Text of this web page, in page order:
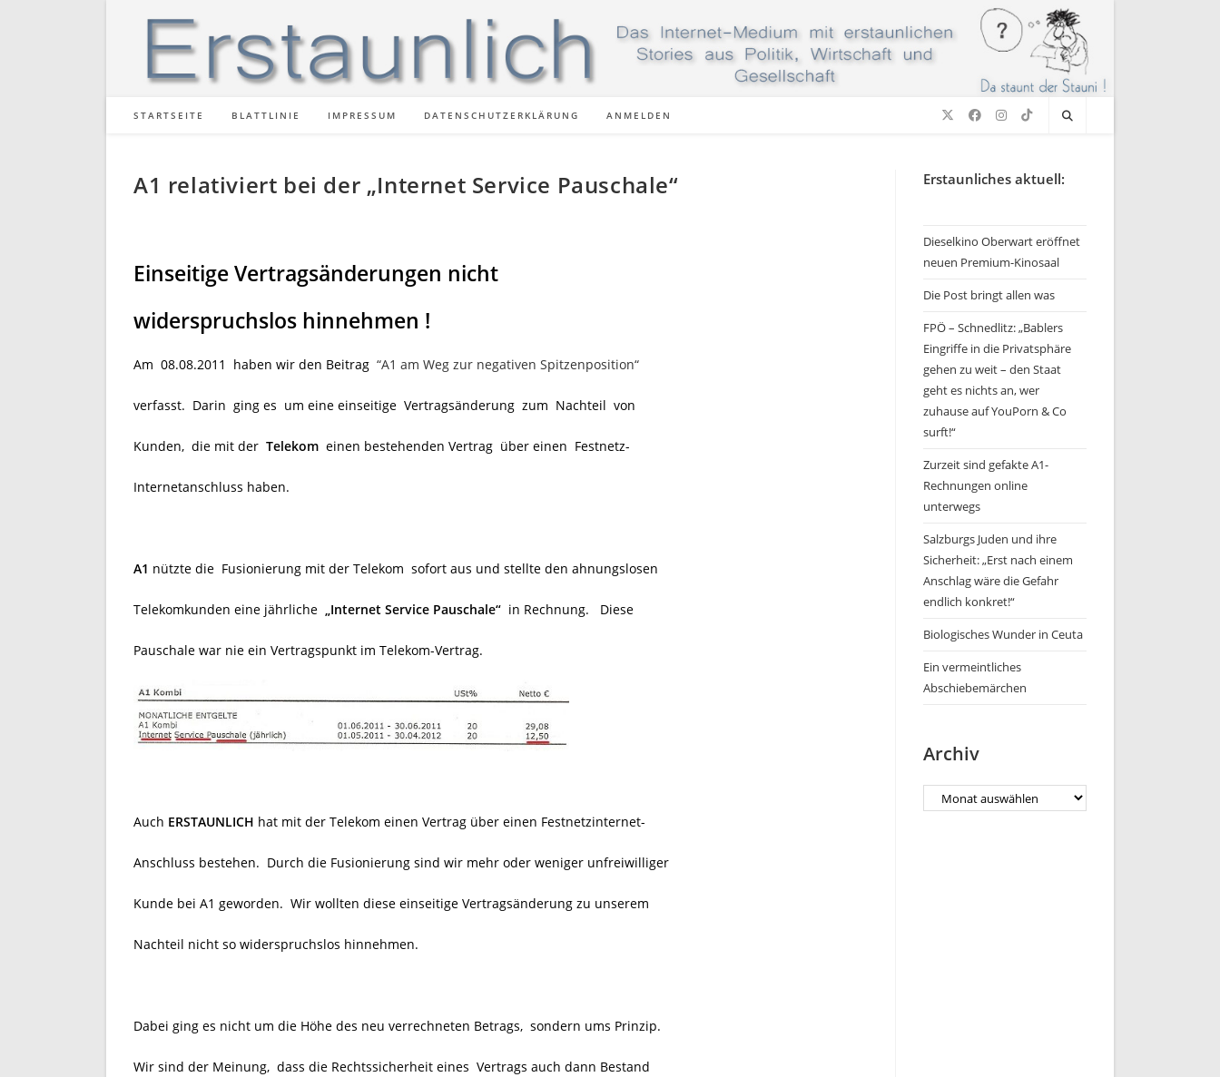
STARTSEITE BLATTLINIE IMPRESSUM DATENSCHUTZERKLÄRUNG ANMELDEN
A1 relativiert bei der „Internet Service Pauschale“
Einseitige Vertragsänderungen nicht
widerspruchslos hinnehmen !
Am 08.08.2011 haben wir den Beitrag “A1 am Weg zur negativen Spitzenposition“
verfasst. Darin ging es um eine einseitige Vertragsänderung zum Nachteil von
Kunden, die mit der Telekom einen bestehenden Vertrag über einen Festnetz-
Internetanschluss haben.
A1 nützte die Fusionierung mit der Telekom sofort aus und stellte den ahnungslosen
Telekomkunden eine jährliche „Internet Service Pauschale“ in Rechnung. Diese
Pauschale war nie ein Vertragspunkt im Telekom-Vertrag.
Auch ERSTAUNLICH hat mit der Telekom einen Vertrag über einen Festnetzinternet-
Anschluss bestehen. Durch die Fusionierung sind wir mehr oder weniger unfreiwilliger
Kunde bei A1 geworden. Wir wollten diese einseitige Vertragsänderung zu unserem
Nachteil nicht so widerspruchslos hinnehmen.
Dabei ging es nicht um die Höhe des neu verrechneten Betrags, sondern ums Prinzip.
Wir sind der Meinung, dass die Rechtssicherheit eines Vertrags auch dann Bestand
Erstaunliches aktuell:
Dieselkino Oberwart eröffnet
neuen Premium-Kinosaal
Die Post bringt allen was
FPÖ – Schnedlitz: „Bablers
Eingriffe in die Privatsphäre
gehen zu weit – den Staat
geht es nichts an, wer
zuhause auf YouPorn & Co
surft!“
Zurzeit sind gefakte A1-
Rechnungen online
unterwegs
Salzburgs Juden und ihre
Sicherheit: „Erst nach einem
Anschlag wäre die Gefahr
endlich konkret!“
Biologisches Wunder in Ceuta
Ein vermeintliches
Abschiebemärchen
Archiv
Archiv